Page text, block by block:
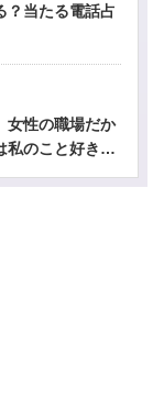
？当たる電話占
女性の職場だか
のこと好き？-